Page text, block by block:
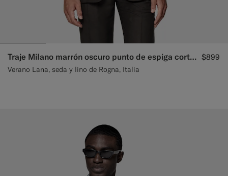
Traje Milano marrón oscuro punto de espiga corte Tailored
Verano Lana, seda y lino de Rogna, Italia
$899